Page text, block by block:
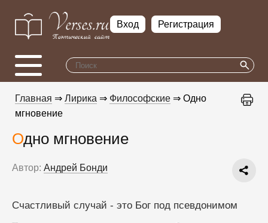
Вход Регистрация
Главная ⇒ Лирика ⇒ Философские ⇒ Одно
мгновение
Одно мгновение
Автор: Андрей Бонди
Счастливый случай - это Бог под псевдонимом